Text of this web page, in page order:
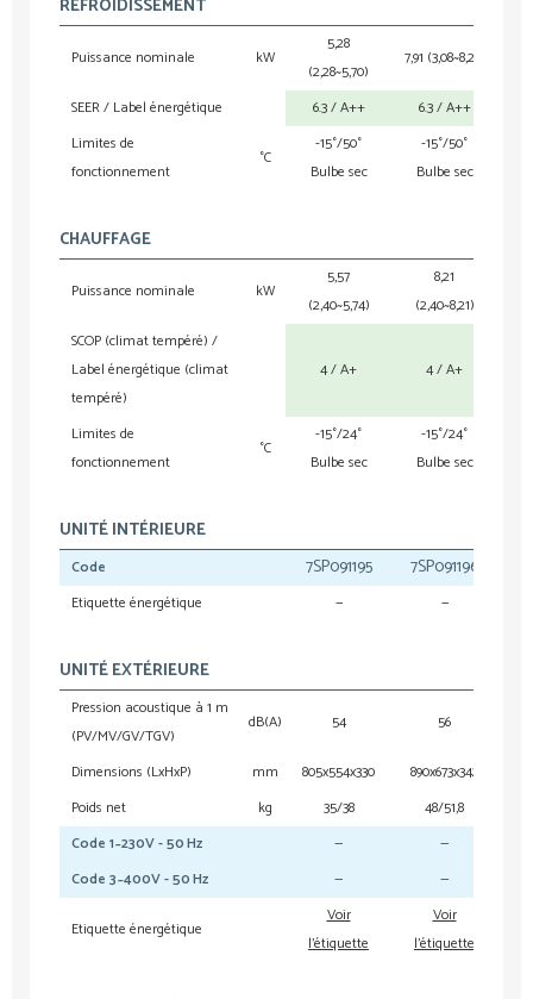
REFROIDISSEMENT
Puissance nominale kW
5,28
(2,28~5,70)
7,91 (3,08~8,21)
SEER / Label énergétique 6.3 / A++ 6.3 / A++
Limites de
fonctionnement
°C
-15°/50°
Bulbe sec
-15°/50°
Bulbe sec
CHAUFFAGE
Puissance nominale kW
5,57
(2,40~5,74)
8,21
(2,40~8,21)
SCOP (climat tempéré) /
Label énergétique (climat
tempéré)
4 / A+ 4 / A+
Limites de
fonctionnement
°C
-15°/24°
Bulbe sec
-15°/24°
Bulbe sec
UNITÉ INTÉRIEURE
Code 7SP091195 7SP091196
Etiquette énergétique — —
UNITÉ EXTÉRIEURE
Pression acoustique à 1 m
(PV/MV/GV/TGV)
dB(A) 54 56
Dimensions (LxHxP) mm 805x554x330 890x673x342
Poids net
kg 35/38 48/51,8
Code 1~230V - 50 Hz
— —
Code 3~400V - 50 Hz — —
Etiquette énergétique
Voir
l'étiquette
Voir
l'étiquette